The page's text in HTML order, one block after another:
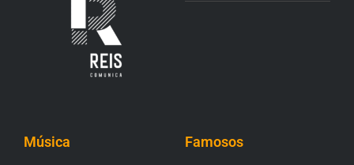
Música Famosos